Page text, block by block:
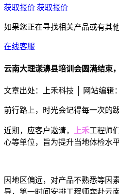
获取报价 获取报价
如果您正在寻找相关产品或有其
在线客服
云南大理漾濞县培训会圆满结束
文章出处：上禾科技 │ 网站编辑
前行路上，时光会记得每一次的
近期，应客户邀请， 上禾工程师
心等单位，旨为提升当地体检水
因地区偏远，对产品不熟悉等因
导，第一时间安排工程师奔赴云